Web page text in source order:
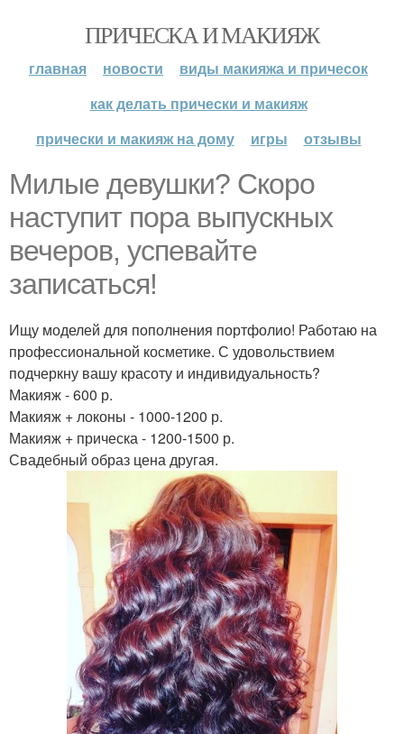
ПРИЧЕСКА И МАКИЯЖ
главная новости
виды макияжа и причесок
как делать прически и макияж
прически и макияж на дому
игры отзывы
Милые девушки? Скоро
наступит пора выпускных
вечеров, успевайте
записаться!
Ищу моделей для пополнения портфолио! Работаю на
профессиональной косметике. С удовольствием
подчеркну вашу красоту и индивидуальность?
Макияж - 600 р.
Макияж + локоны - 1000-1200 р.
Макияж + прическа - 1200-1500 р.
Свадебный образ цена другая.